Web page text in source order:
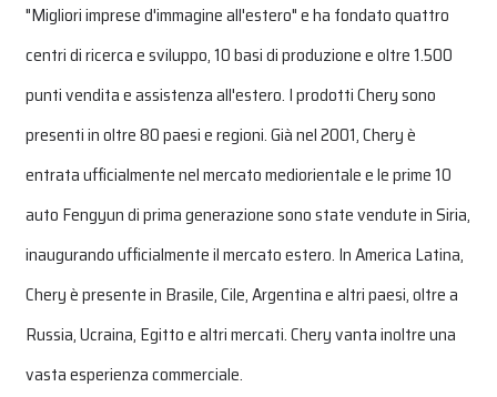
"Migliori imprese d'immagine all'estero" e ha fondato quattro
centri di ricerca e sviluppo, 10 basi di produzione e oltre 1.500
punti vendita e assistenza all'estero. I prodotti Chery sono
presenti in oltre 80 paesi e regioni. Già nel 2001, Chery è
entrata ufficialmente nel mercato mediorientale e le prime 10
auto Fengyun di prima generazione sono state vendute in Siria,
inaugurando ufficialmente il mercato estero. In America Latina,
Chery è presente in Brasile, Cile, Argentina e altri paesi, oltre a
Russia, Ucraina, Egitto e altri mercati. Chery vanta inoltre una
vasta esperienza commerciale.